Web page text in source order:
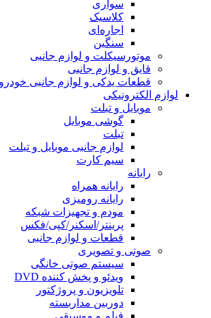
سواری
کلاسیک
اجاره‌ای
سنگین
موتورسیکلت و لوازم جانبی
قایق و لوازم جانبی
قطعات یدکی و لوازم جانبی خودرو
لوازم الکترونیکی
موبایل و تبلت
گوشی موبایل
تبلت
لوازم جانبی موبایل و تبلت
سیم کارت
رایانه
رایانه همراه
رایانه رومیزی
مودم و تجهیزات شبکه
پرینتر/اسکنر/کپی/فکس
قطعات و لوازم جانبی
صوتی و تصویری
سیستم صوتی خانگی
ویدئو و پخش کننده DVD
تلویزیون و پروژکتور
دوربین مداربسته